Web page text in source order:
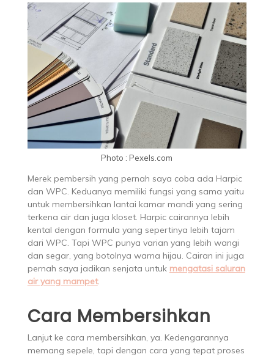
Photo : Pexels.com
Merek pembersih yang pernah saya coba ada Harpic
dan WPC. Keduanya memiliki fungsi yang sama yaitu
untuk membersihkan lantai kamar mandi yang sering
terkena air dan juga kloset. Harpic cairannya lebih
kental dengan formula yang sepertinya lebih tajam
dari WPC. Tapi WPC punya varian yang lebih wangi
dan segar, yang botolnya warna hijau. Cairan ini juga
pernah saya jadikan senjata untuk mengatasi saluran
air yang mampet.
Cara Membersihkan
Lanjut ke cara membersihkan, ya. Kedengarannya
memang sepele, tapi dengan cara yang tepat proses